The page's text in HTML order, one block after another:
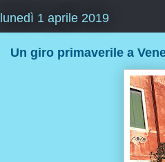
lunedì 1 aprile 2019
Un giro primaverile a